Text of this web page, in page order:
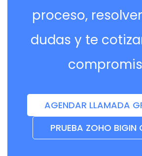
proceso,
dudas y te
AGENDAR LLAMADA
PRUEBA ZOHO BIGIN